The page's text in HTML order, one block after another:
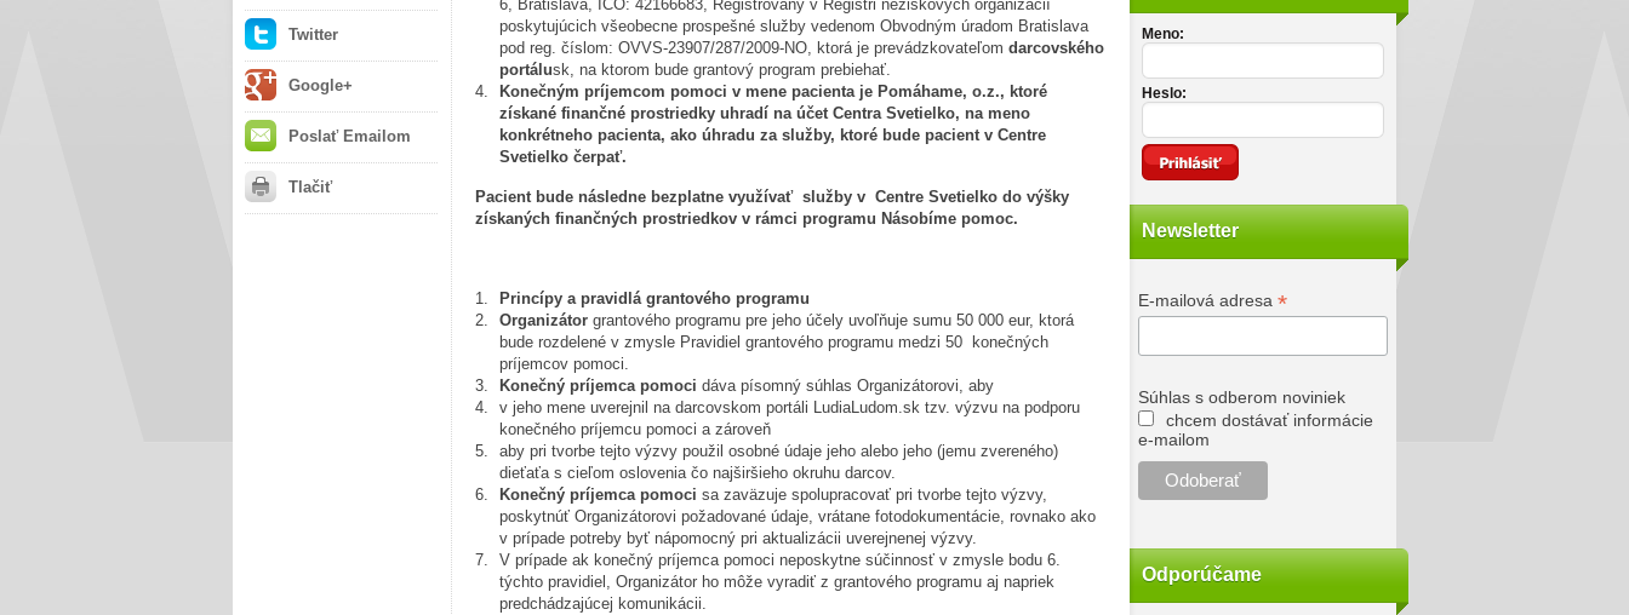
Twitter
Google+
Poslať Emailom
Tlačiť
6, Bratislava, IČO: 42166683, Registrovaný v Registri neziskových organizácií
poskytujúcich všeobecne prospešné služby vedenom Obvodným úradom Bratislava
pod reg. číslom: OVVS-23907/287/2009-NO, ktorá je prevádzkovateľom darcovského
portálusk, na ktorom bude grantový program prebiehať.
Konečným príjemcom pomoci v mene pacienta je Pomáhame, o.z., ktoré
získané finančné prostriedky uhradí na účet Centra Svetielko, na meno
konkrétneho pacienta, ako úhradu za služby, ktoré bude pacient v Centre
Svetielko čerpať.
Pacient bude následne bezplatne využívať služby v Centre Svetielko do výšky
získaných finančných prostriedkov v rámci programu Násobíme pomoc.
Princípy a pravidlá grantového programu
Organizátor grantového programu pre jeho účely uvoľňuje sumu 50 000 eur, ktorá
bude rozdelené v zmysle Pravidiel grantového programu medzi 50 konečných
príjemcov pomoci.
Konečný príjemca pomoci dáva písomný súhlas Organizátorovi, aby
v jeho mene uverejnil na darcovskom portáli LudiaLudom.sk tzv. výzvu na podporu
konečného príjemcu pomoci a zároveň
aby pri tvorbe tejto výzvy použil osobné údaje jeho alebo jeho (jemu zvereného)
dieťaťa s cieľom oslovenia čo najširšieho okruhu darcov.
Konečný príjemca pomoci sa zaväzuje spolupracovať pri tvorbe tejto výzvy,
poskytnúť Organizátorovi požadované údaje, vrátane fotodokumentácie, rovnako ako
v prípade potreby byť nápomocný pri aktualizácii uverejnenej výzvy.
V prípade ak konečný príjemca pomoci neposkytne súčinnosť v zmysle bodu 6.
týchto pravidiel, Organizátor ho môže vyradiť z grantového programu aj napriek
predchádzajúcej komunikácii.
Meno:
Heslo:
Newsletter
E-mailová adresa *
Súhlas s odberom noviniek
chcem dostávať informácie
e-mailom
Odporúčame